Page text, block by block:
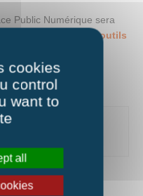
Public Numérique sera
technique sur vos outils
cookies
control
want to
all